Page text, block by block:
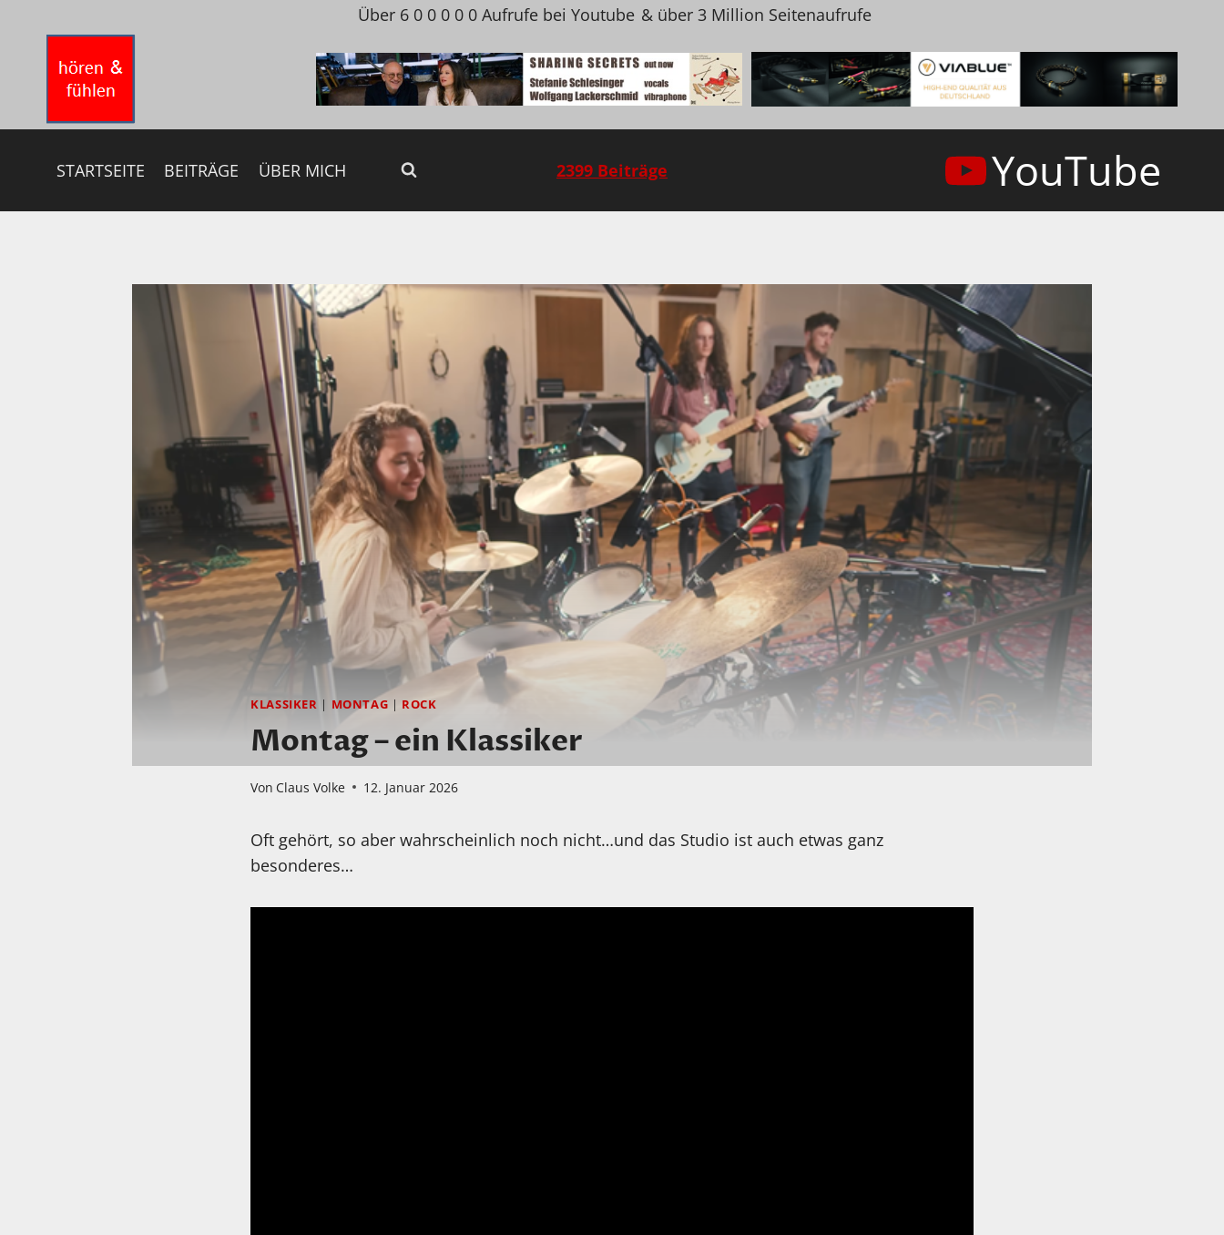
springen
Über 6 0 0 0 0 0 Aufrufe bei Youtube & über 3 Million Seitenaufrufe
STARTSEITE BEITRÄGE ÜBER MICH 2399 Beiträge YouTube
KLASSIKER | MONTAG | ROCK
Montag – ein Klassiker
Von Claus Volke 12. Januar 2026
Oft gehört, so aber wahrscheinlich noch nicht…und das Studio ist auch etwas ganz
besonderes…